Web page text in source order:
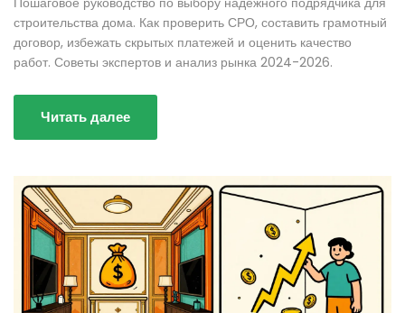
строительства дома. Как проверить СРО, составить грамотный
договор, избежать скрытых платежей и оценить качество
работ. Советы экспертов и анализ рынка 2024-2026.
Читать далее